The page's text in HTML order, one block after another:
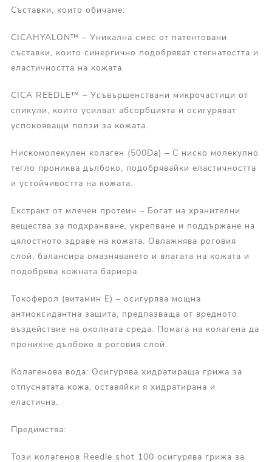
Съставки, които обичаме:
CICAHYALON™ – Уникална смес от патентовани
съставки, които синергично подобряват стегнатостта и
еластичността на кожата.
CICA REEDLE™ – Усъвършенствани микрочастици от
спикули, които усилват абсорбцията и осигуряват
успокояващи ползи за кожата.
Нискомолекулен колаген (500Da) – С ниско молекулно
тегло прониква дълбоко, подобрявайки еластичността
и устойчивостта на кожата.
Екстракт от млечен протеин – Богат на хранителни
вещества за подхранване, укрепване и поддържане на
цялостното здраве на кожата. Овлажнява роговия
слой, балансира омазняването и влагата на кожата и
подобрява кожната бариера.
Токоферол (витамин Е) – осигурява мощна
антиоксидантна защита, предпазваща от вредното
въздействие на околната среда. Помага на колагена да
проникне дълбоко в роговия слой.
Колагенова вода: Осигурява хидратираща грижа за
отпуснатата кожа, оставяйки я хидратирана и
еластична.
Предимства:
Този колагенов Reedle shot 100 осигурява грижа за